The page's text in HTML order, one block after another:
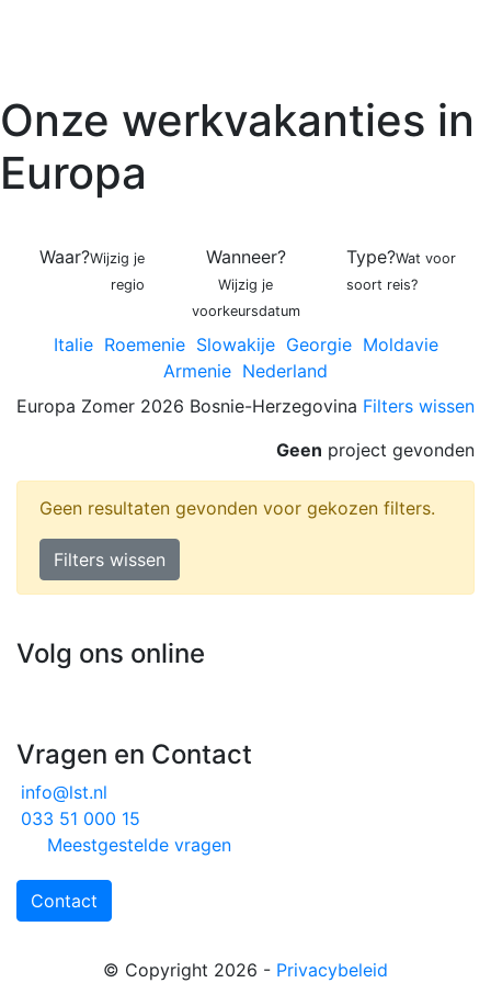
Onze werkvakanties in
Europa
Waar?Wijzig je
regio
Wanneer?
Wijzig je
voorkeursdatum
Type?Wat voor
soort reis?
Italie Roemenie Slowakije Georgie Moldavie
Armenie Nederland
Europa Zomer 2026 Bosnie-Herzegovina Filters wissen
Geen project gevonden
Geen resultaten gevonden voor gekozen filters.
Filters wissen
Volg ons online
Vragen en Contact
info@lst.nl
033 51 000 15
Meestgestelde vragen
Contact
© Copyright 2026 - Privacybeleid